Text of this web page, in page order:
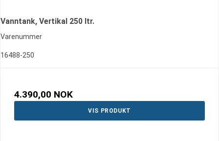
Vanntank, Vertikal 250 ltr.
Varenummer
16488-250
4.390,00 NOK
VIS PRODUKT